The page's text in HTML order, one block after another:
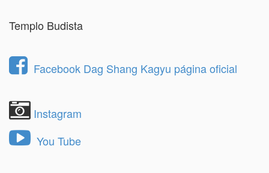
Templo Budista
Facebook Dag Shang Kagyu página oficial
Instagram
You Tube